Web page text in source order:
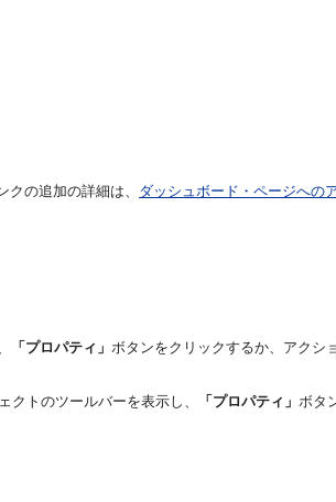
の追加の詳細は、 ダッシュボード・ページへの
「プロパティ」 ボタンをクリックするか、アクシ
トのツールバーを表示し、 「プロパティ」 ボタ